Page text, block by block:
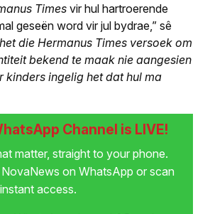
Times vir hul hartroerende
geseën word vir jul bydrae,” sê
die Hermanus Times versoek om
bekend te maak nie aangesien
kinders ingelig het dat hul ma
Channel is LIVE!
matter, straight to your phone.
on WhatsApp or scan
access.